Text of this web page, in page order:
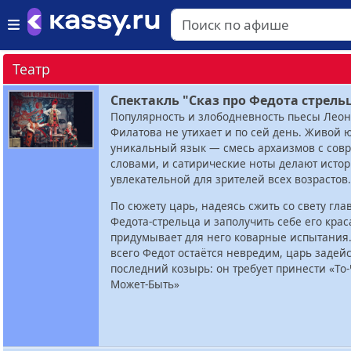
Театр
Спектакль "Сказ про Федота
Популярность и злободневность пьесы
Филатова не утихает и по сей день. Живой
уникальный язык — смесь архаизмов с
словами, и сатирические ноты делают
увлекательной для зрителей всех возрастов.
По сюжету царь, надеясь сжить со свету
Федота-стрельца и заполучить себе его
придумывает для него коварные
всего Федот остаётся невредим, царь
последний козырь: он требует принести
Может-Быть»